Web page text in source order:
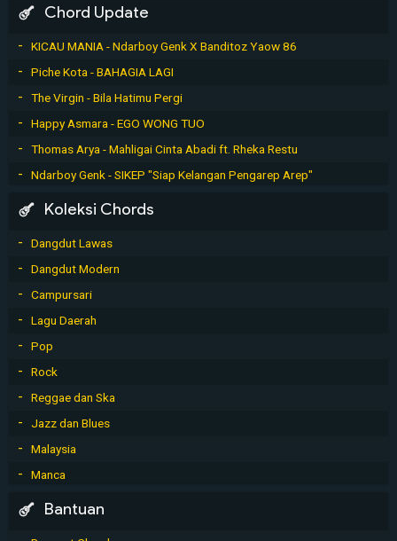
Chord Update
KICAU MANIA - Ndarboy Genk X Banditoz Yaow 86
Piche Kota - BAHAGIA LAGI
The Virgin - Bila Hatimu Pergi
Happy Asmara - EGO WONG TUO
Thomas Arya - Mahligai Cinta Abadi ft. Rheka Restu
Ndarboy Genk - SIKEP "Siap Kelangan Pengarep Arep"
Koleksi Chords
Dangdut Lawas
Dangdut Modern
Campursari
Lagu Daerah
Pop
Rock
Reggae dan Ska
Jazz dan Blues
Malaysia
Manca
Bantuan